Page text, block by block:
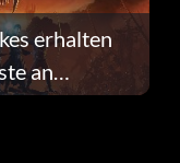
erhalten
an